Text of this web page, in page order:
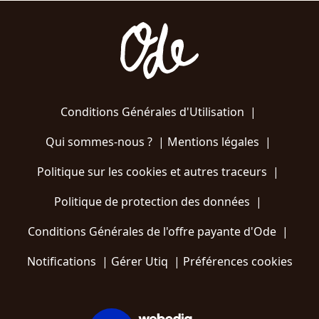
Conditions Générales d'Utilisation |
Qui sommes-nous ?| Mentions légales |
Politique sur les cookies et autres traceurs |
Politique de protection des données |
Conditions Générales de l'offre payante d'Ode |
Notifications | Gérer Utiq | Préférences cookies